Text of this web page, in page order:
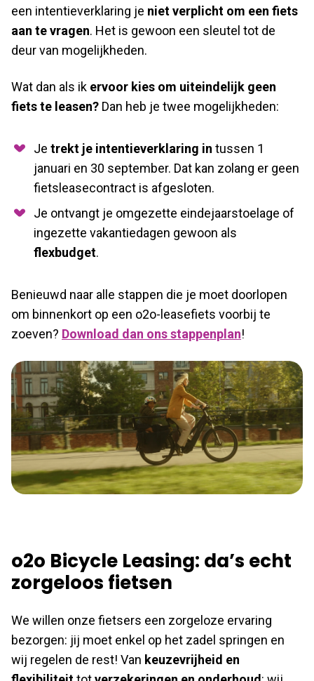
een intentieverklaring je niet verplicht om een fiets
aan te vragen. Het is gewoon een sleutel tot de
deur van mogelijkheden.
Wat dan als ik ervoor kies om uiteindelijk geen
fiets te leasen? Dan heb je twee mogelijkheden:
Je trekt je intentieverklaring in tussen 1
januari en 30 september. Dat kan zolang er geen
fietsleasecontract is afgesloten.
Je ontvangt je omgezette eindejaarstoelage of
ingezette vakantiedagen gewoon als
flexbudget.
Benieuwd naar alle stappen die je moet doorlopen
om binnenkort op een o2o-leasefiets voorbij te
zoeven? Download dan ons stappenplan!
o2o Bicycle Leasing: da’s echt
zorgeloos fietsen
We willen onze fietsers een zorgeloze ervaring
bezorgen: jij moet enkel op het zadel springen en
wij regelen de rest! Van keuzevrijheid en